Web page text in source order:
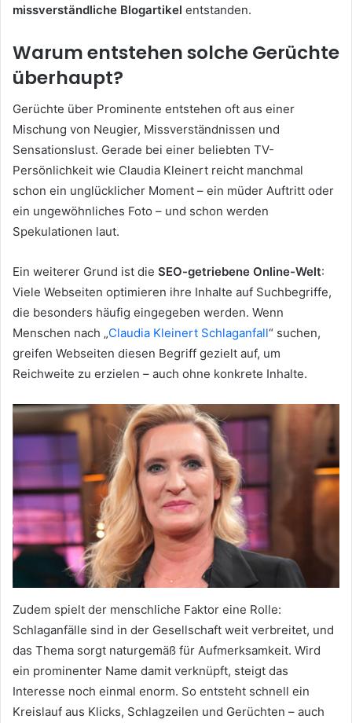
missverständliche Blogartikel entstanden.
Warum entstehen solche Gerüchte
überhaupt?
Gerüchte über Prominente entstehen oft aus einer
Mischung von Neugier, Missverständnissen und
Sensationslust. Gerade bei einer beliebten TV-
Persönlichkeit wie Claudia Kleinert reicht manchmal
schon ein unglücklicher Moment – ein müder Auftritt oder
ein ungewöhnliches Foto – und schon werden
Spekulationen laut.
Ein weiterer Grund ist die SEO-getriebene Online-Welt:
Viele Webseiten optimieren ihre Inhalte auf Suchbegriffe,
die besonders häufig eingegeben werden. Wenn
Menschen nach „Claudia Kleinert Schlaganfall“ suchen,
greifen Webseiten diesen Begriff gezielt auf, um
Reichweite zu erzielen – auch ohne konkrete Inhalte.
Zudem spielt der menschliche Faktor eine Rolle:
Schlaganfälle sind in der Gesellschaft weit verbreitet, und
das Thema sorgt naturgemäß für Aufmerksamkeit. Wird
ein prominenter Name damit verknüpft, steigt das
Interesse noch einmal enorm. So entsteht schnell ein
Kreislauf aus Klicks, Schlagzeilen und Gerüchten – auch